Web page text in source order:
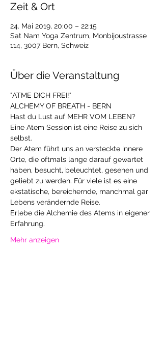
Zeit & Ort
24. Mai 2019, 20:00 – 22:15
Sat Nam Yoga Zentrum, Monbijoustrasse
114, 3007 Bern, Schweiz
Über die Veranstaltung
Eine Atem Session ist eine Reise zu sich
Der Atem führt uns an versteckte innere
Orte, die oftmals lange darauf gewartet
haben, besucht, beleuchtet, gesehen und
geliebt zu werden. Für viele ist es eine
ekstatische, bereichernde, manchmal gar
Erlebe die Alchemie des Atems in eigener
Mehr anzeigen